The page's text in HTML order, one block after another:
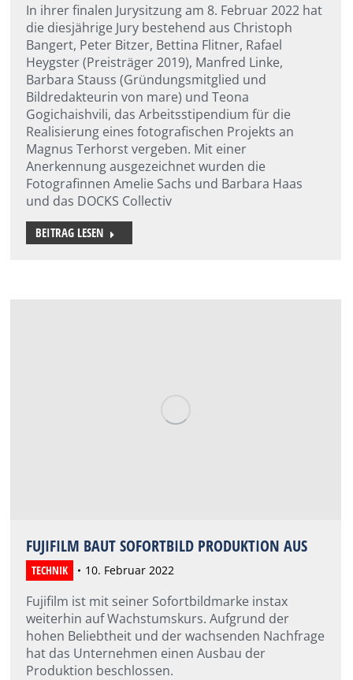
In ihrer finalen Jurysitzung am 8. Februar 2022 hat
die diesjährige Jury bestehend aus Christoph
Bangert, Peter Bitzer, Bettina Flitner, Rafael
Heygster (Preisträger 2019), Manfred Linke,
Barbara Stauss (Gründungsmitglied und
Bildredakteurin von mare) und Teona
Gogichaishvili, das Arbeitsstipendium für die
Realisierung eines fotografischen Projekts an
Magnus Terhorst vergeben. Mit einer
Anerkennung ausgezeichnet wurden die
Fotografinnen Amelie Sachs und Barbara Haas
und das DOCKS Collectiv
BEITRAG LESEN
FUJIFILM BAUT SOFORTBILD PRODUKTION AUS
TECHNIK 10. Februar 2022
Fujifilm ist mit seiner Sofortbildmarke instax
weiterhin auf Wachstumskurs. Aufgrund der
hohen Beliebtheit und der wachsenden Nachfrage
hat das Unternehmen einen Ausbau der
Produktion beschlossen.